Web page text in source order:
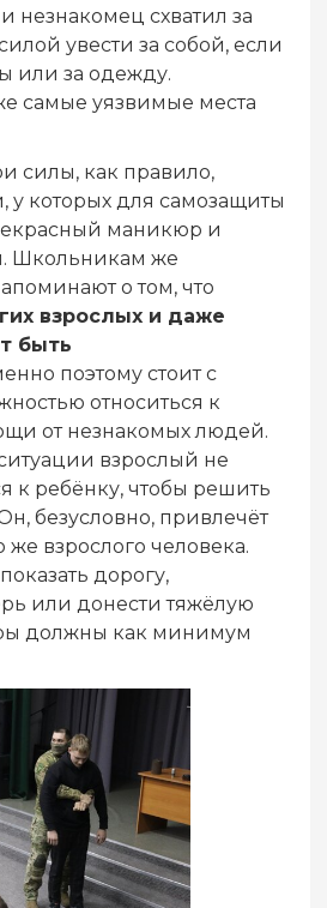
незнакомец схватил за
увести за собой, если
или за одежду.
самые уязвимые места
силы, как правило,
у которых для самозащиты
маникюр и
Школьникам же
о том, что
взрослых и даже
быть
поэтому стоит с
относиться к
от незнакомых людей.
взрослый не
к ребёнку, чтобы решить
безусловно, привлечёт
же взрослого человека.
дорогу,
или донести тяжёлую
должны как минимум